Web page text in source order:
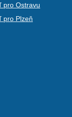
pro Ostravu
pro Plzeň